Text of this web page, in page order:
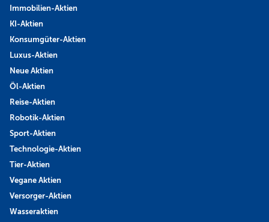
Immobilien-Aktien
KI-Aktien
Konsumgüter-Aktien
Luxus-Aktien
Neue Aktien
Öl-Aktien
Reise-Aktien
Robotik-Aktien
Sport-Aktien
Technologie-Aktien
Tier-Aktien
Vegane Aktien
Versorger-Aktien
Wasseraktien